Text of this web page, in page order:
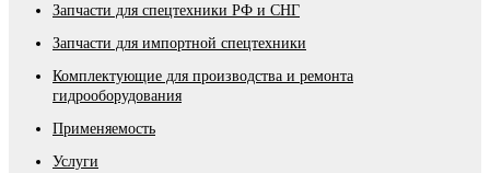
Запчасти для спецтехники РФ и СНГ
Запчасти для импортной спецтехники
Комплектующие для производства и ремонта
гидрооборудования
Применяемость
Услуги